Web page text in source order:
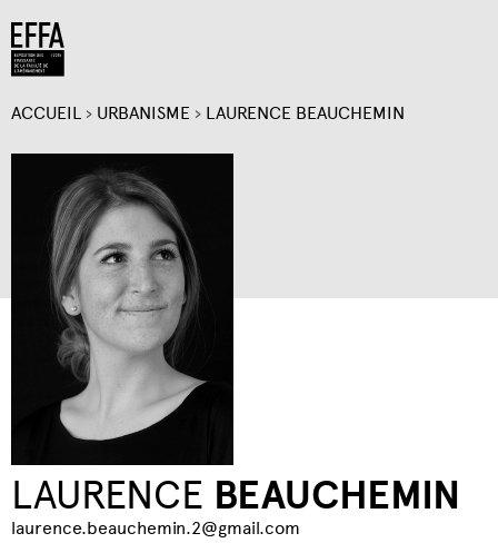
VOUS
ÊTES
ICI
ACCUEIL › URBANISME › LAURENCE BEAUCHEMIN
LAURENCE BEAUCHEMIN
laurence.beauchemin.2@gmail.com